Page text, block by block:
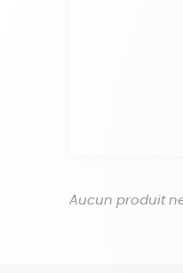
Aucun produit